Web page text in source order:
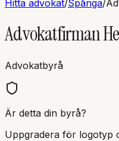
Hitta advokat/Spånga/
Advokatfirman
Advokatbyrå
Är detta din byrå?
Uppgradera för logotyp